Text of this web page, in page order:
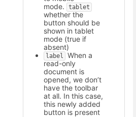
mode.
tablet
whether the
button should be
shown in tablet
mode (true if
absent)
label
When a
read-only
document is
opened, we don’t
have the toolbar
at all. In this case,
this newly added
button is present